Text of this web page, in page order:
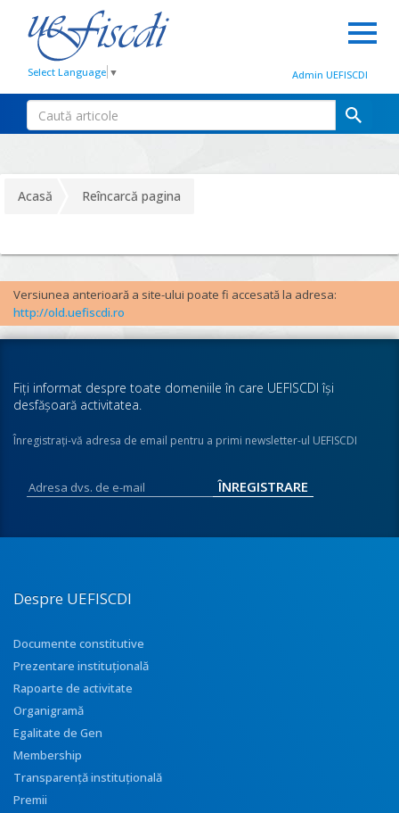
Select Language ▼ Admin UEFISCDI
Acasă Reîncarcă pagina
Versiunea anterioară a site-ului poate fi accesată la adresa:
http://old.uefiscdi.ro
Fiţi informat despre toate domeniile în care UEFISCDI îşi
desfăşoară activitatea.
Înregistraţi-vă adresa de email pentru a primi newsletter-ul UEFISCDI
Despre UEFISCDI
Documente constitutive
Prezentare instituţională
Rapoarte de activitate
Organigramă
Egalitate de Gen
Membership
Transparenţă instituţională
Premii